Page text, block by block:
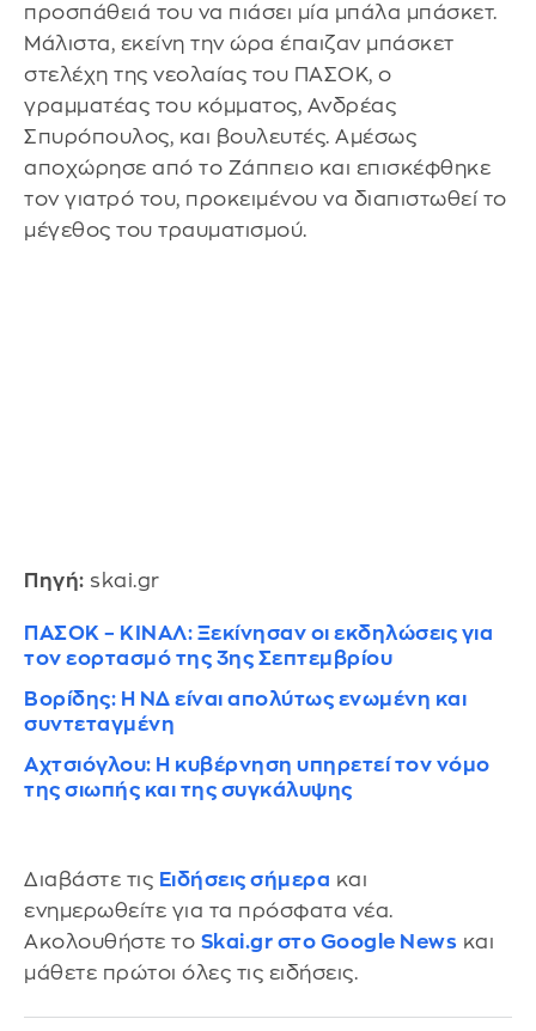
προσπάθειά του να πιάσει μία μπάλα μπάσκετ.
Μάλιστα, εκείνη την ώρα έπαιζαν μπάσκετ
στελέχη της νεολαίας του ΠΑΣΟΚ, ο
γραμματέας του κόμματος, Ανδρέας
Σπυρόπουλος, και βουλευτές. Αμέσως
αποχώρησε από το Ζάππειο και επισκέφθηκε
τον γιατρό του, προκειμένου να διαπιστωθεί το
μέγεθος του τραυματισμού.
Πηγή: skai.gr
ΠΑΣΟΚ – ΚΙΝΑΛ: Ξεκίνησαν οι εκδηλώσεις για
τον εορτασμό της 3ης Σεπτεμβρίου
Βορίδης: Η ΝΔ είναι απολύτως ενωμένη και
συντεταγμένη
Αχτσιόγλου: Η κυβέρνηση υπηρετεί τον νόμο
της σιωπής και της συγκάλυψης
Διαβάστε τις Ειδήσεις σήμερα και
ενημερωθείτε για τα πρόσφατα νέα.
Ακολουθήστε το Skai.gr στο Google News και
μάθετε πρώτοι όλες τις ειδήσεις.